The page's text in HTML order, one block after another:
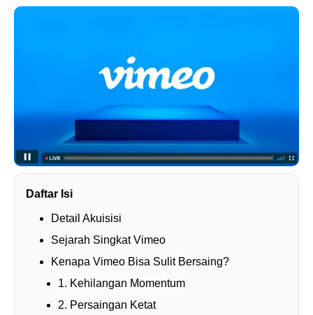
Daftar Isi
Detail Akuisisi
Sejarah Singkat Vimeo
Kenapa Vimeo Bisa Sulit Bersaing?
1. Kehilangan Momentum
2. Persaingan Ketat